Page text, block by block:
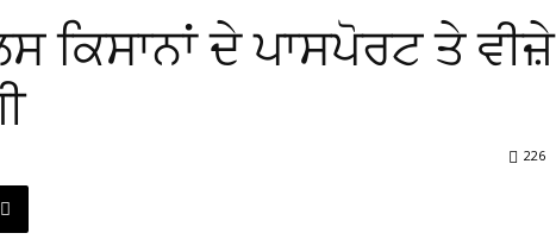
ਕਿਸਾਨਾਂ ਦੇ ਪਾਸਪੋਰਟ ਤੇ ਵੀਜ਼ੇ
226